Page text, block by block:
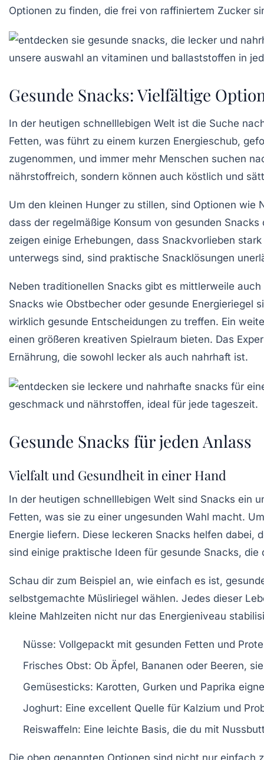
Optionen zu finden, die frei von raffiniertem Zucker
Gesunde Snacks: Vielfältige
In der heutigen schnelllebigen Welt ist die Suche
Fetten, was führt zu einem kurzen Energieschub,
zugenommen, und immer mehr Menschen suchen
nährstoffreich, sondern können auch köstlich und
Um den kleinen Hunger zu stillen, sind Optionen wie
dass der regelmäßige Konsum von gesunden
zeigen einige Erhebungen, dass Snackvorlieben
unterwegs sind, sind praktische Snacklösungen
Neben traditionellen Snacks gibt es mittlerweile
Snacks wie Obstbecher oder gesunde Energieriegel
wirklich gesunde Entscheidungen zu treffen. Ein
einen größeren kreativen Spielraum bieten. Das
Ernährung, die sowohl lecker als auch nahrhaft ist.
Gesunde Snacks für jeden Anlass
Vielfalt und Gesundheit in einer Hand
In der heutigen schnelllebigen Welt sind Snacks ein
Fetten, was sie zu einer ungesunden Wahl macht.
Energie liefern. Diese leckeren Snacks helfen dabei,
sind einige praktische Ideen für gesunde Snacks,
Schau dir zum Beispiel an, wie einfach es ist,
selbstgemachte Müsliriegel wählen. Jedes dieser
kleine Mahlzeiten nicht nur das Energieniveau
Nüsse: Vollgepackt mit gesunden Fetten und
Frisches Obst: Ob Äpfel, Bananen oder Beeren,
Gemüsesticks: Karotten, Gurken und Paprika
Joghurt: Eine excellent Quelle für Kalzium und
Reiswaffeln: Eine leichte Basis, die du mit